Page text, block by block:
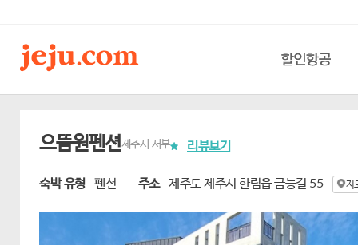
할인항공
으뜸원펜션제주시 서부 리뷰보기
숙박 유형 펜션 주소 제주도 제주시 한림읍 금능길 55 지